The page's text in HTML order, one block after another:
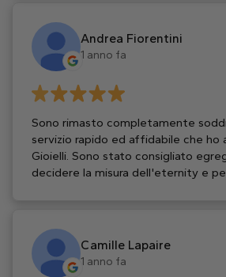
Andrea Fiorentini
1 anno fa
Sono rimasto completamente
servizio rapido ed affidabile che ho
Gioielli. Sono stato consigliato
decidere la misura dell'eternity e
Camille Lapaire
1 anno fa